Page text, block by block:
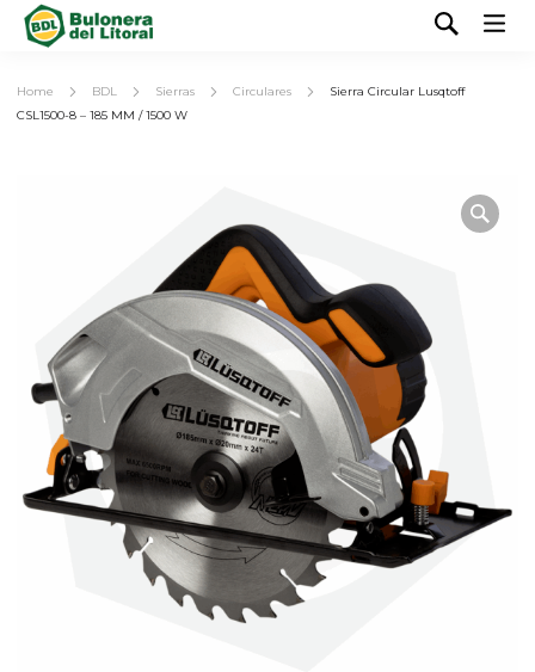
Home BDL Sierras Circulares
Sierra Circular Lusqtoff
CSL1500-8 – 185 MM / 1500 W